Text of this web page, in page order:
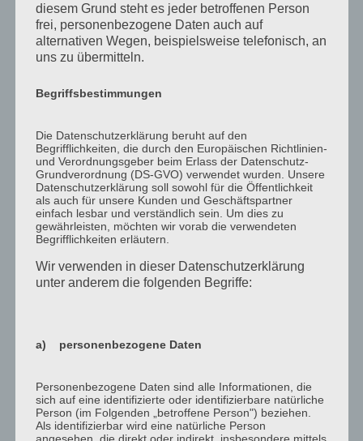
Kuststoff Bügel
KONTAKTIEREN SIE UNS
Medizinische
Instrumente
Schutzbekleidung
Wound Care
diesem Grund steht es jeder betroffenen Person
frei, personenbezogene Daten auch auf
alternativen Wegen, beispielsweise telefonisch, an
uns zu übermitteln.
Begriffsbestimmungen
Die Datenschutzerklärung beruht auf den
Begrifflichkeiten, die durch den Europäischen Richtlinien-
und Verordnungsgeber beim Erlass der Datenschutz-
Grundverordnung (DS-GVO) verwendet wurden. Unsere
Datenschutzerklärung soll sowohl für die Öffentlichkeit
als auch für unsere Kunden und Geschäftspartner
einfach lesbar und verständlich sein. Um dies zu
gewährleisten, möchten wir vorab die verwendeten
Begrifflichkeiten erläutern.
Wir verwenden in dieser Datenschutzerklärung
unter anderem die folgenden Begriffe:
a) personenbezogene Daten
Personenbezogene Daten sind alle Informationen, die
sich auf eine identifizierte oder identifizierbare natürliche
Person (im Folgenden „betroffene Person") beziehen.
Als identifizierbar wird eine natürliche Person
angesehen, die direkt oder indirekt, insbesondere mittels